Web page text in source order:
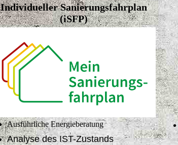
Individueller Sanierungsfahrplan
(iSFP)
Ausführliche Energieberatung
Analyse des IST-Zustands